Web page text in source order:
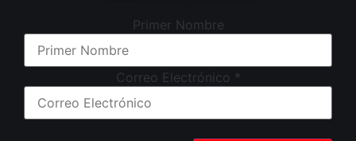
Primer Nombre
Correo Electrónico *